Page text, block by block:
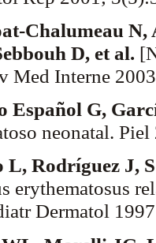
-Chalumeau N,
D, et al.
Med Interne
Español G,
neonatal.
L, Rodríguez J,
erythematosus
Dermatol